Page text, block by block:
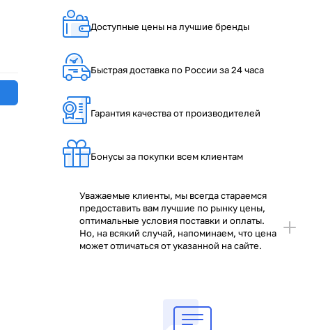
Доступные цены на лучшие бренды
Быстрая доставка по России за 24 часа
Гарантия качества от производителей
Бонусы за покупки всем клиентам
Уважаемые клиенты, мы всегда стараемся
предоставить вам лучшие по рынку цены,
оптимальные условия поставки и оплаты.
Но, на всякий случай, напоминаем, что цена
может отличаться от указанной на сайте.